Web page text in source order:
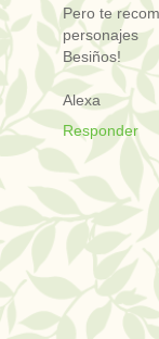
Pero te
personajes
Besiños!
Alexa
Responder